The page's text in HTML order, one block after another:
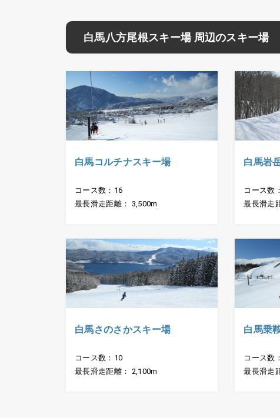
白馬八方尾根スキー場 周辺のスキー場
白馬コルチナスキー場
コース数：16
最長滑走距離： 3,500m
白馬岩
コース数
最長滑走
白馬さのさかスキー場
コース数：10
最長滑走距離： 2,100m
白馬乗
コース数
最長滑走